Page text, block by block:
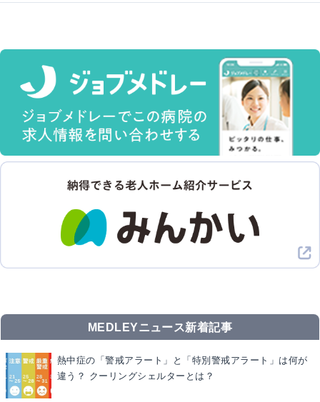
MEDLEYニュース新着記事
熱中症の「警戒アラート」と「特別警戒アラート」は何が
違う？ クーリングシェルターとは？